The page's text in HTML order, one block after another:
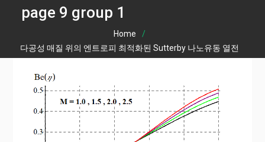
page 9 group 1
Home
다공성 매질 위의 엔트로피 최적화된 Sutterby 나노유동 열전